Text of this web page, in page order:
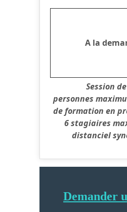
A la
Session
personnes
de formation en
6 stagiaires
distanciel
Demander